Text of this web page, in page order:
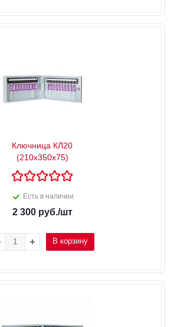
Ключница КЛ20
(210x350x75)
Есть в наличии
2 300руб./шт
В корзину